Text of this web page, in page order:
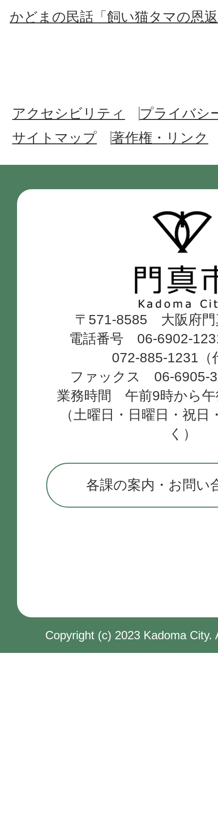
かどまの民話「飼い猫タマの恩
アクセシビリティ
プライバシ
サイトマップ
著作権・リンク
市
Kadoma
City
〒571-8585 大阪府門
電話番号 06-6902-
072-885-1231（
ファックス 06-6905-
業務時間 午前9時から午
（土曜日・日曜日・祝日
く）
各課の案内・お問い
Copyright (c) 2023 Kadoma City.